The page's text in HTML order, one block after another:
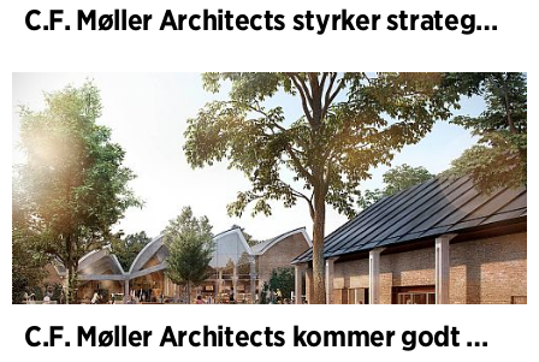
C.F. Møller Architects styrker strategisk rådgivning i de tidlige faser
C.F. Møller Architects kommer godt ud af 2025